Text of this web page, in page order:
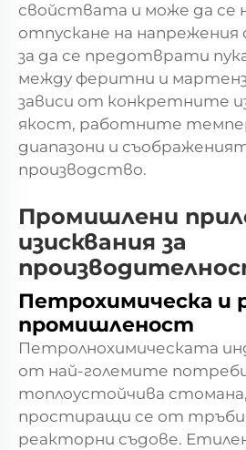
свойствата и може да се
отпускане на напрежения
за да се предотврати
между феритни и
зависи от конкретните
якост, работните
диапазони и
производство.
Промишлени
изисквания за
Петрохимическа и
промишленост
Петролнохимическата
от най-големите
топлоустойчива
простиращи се от тръби
реакторни съдове.